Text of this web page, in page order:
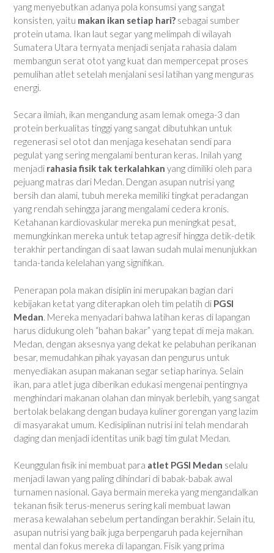
yang menyebutkan adanya pola konsumsi yang sangat
konsisten, yaitu makan ikan setiap hari? sebagai sumber
protein utama. Ikan laut segar yang melimpah di wilayah
Sumatera Utara ternyata menjadi senjata rahasia dalam
membangun serat otot yang kuat dan mempercepat proses
pemulihan atlet setelah menjalani sesi latihan yang menguras
energi.
Secara ilmiah, ikan mengandung asam lemak omega-3 dan
protein berkualitas tinggi yang sangat dibutuhkan untuk
regenerasi sel otot dan menjaga kesehatan sendi para
pegulat yang sering mengalami benturan keras. Inilah yang
menjadi rahasia fisik tak terkalahkan yang dimiliki oleh para
pejuang matras dari Medan. Dengan asupan nutrisi yang
bersih dan alami, tubuh mereka memiliki tingkat peradangan
yang rendah sehingga jarang mengalami cedera kronis.
Ketahanan kardiovaskular mereka pun meningkat pesat,
memungkinkan mereka untuk tetap agresif hingga detik-detik
terakhir pertandingan di saat lawan sudah mulai menunjukkan
tanda-tanda kelelahan yang signifikan.
Penerapan pola makan disiplin ini merupakan bagian dari
kebijakan ketat yang diterapkan oleh tim pelatih di PGSI
Medan . Mereka menyadari bahwa latihan keras di lapangan
harus didukung oleh “bahan bakar” yang tepat di meja makan.
Medan, dengan aksesnya yang dekat ke pelabuhan perikanan
besar, memudahkan pihak yayasan dan pengurus untuk
menyediakan asupan makanan segar setiap harinya. Selain
ikan, para atlet juga diberikan edukasi mengenai pentingnya
menghindari makanan olahan dan minyak berlebih, yang sangat
bertolak belakang dengan budaya kuliner gorengan yang lazim
di masyarakat umum. Kedisiplinan nutrisi ini telah mendarah
daging dan menjadi identitas unik bagi tim gulat Medan.
Keunggulan fisik ini membuat para atlet PGSI Medan selalu
menjadi lawan yang paling dihindari di babak-babak awal
turnamen nasional. Gaya bermain mereka yang mengandalkan
tekanan fisik terus-menerus sering kali membuat lawan
merasa kewalahan sebelum pertandingan berakhir. Selain itu,
asupan nutrisi yang baik juga berpengaruh pada kejernihan
mental dan fokus mereka di lapangan. Fisik yang prima